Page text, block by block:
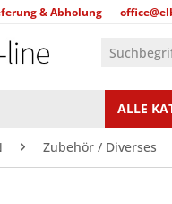
& Abholung
ALLE
Zubehör / Diverses